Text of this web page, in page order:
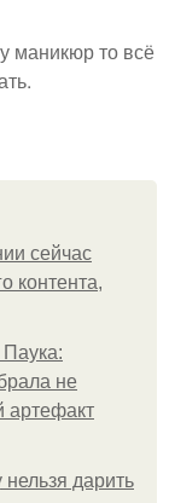
маникюр то всё
сейчас
контента,
не
артефакт
дарить